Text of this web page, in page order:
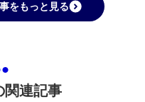
をもっと見る
関連記事